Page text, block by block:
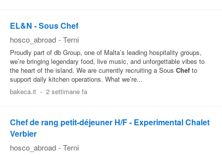
EL&N - Sous Chef
hosco_abroad - Terni
Proudly part of db Group, one of Malta’s leading hospitality groups,
we’re bringing legendary food, live music, and unforgettable vibes to
the heart of the island. We are currently recruiting a Sous Chef to
support daily kitchen operations. What we’re...
bakeca.it - 2 settimane fa
Chef de rang petit-déjeuner H/F - Experimental Chalet
Verbier
hosco_abroad - Terni